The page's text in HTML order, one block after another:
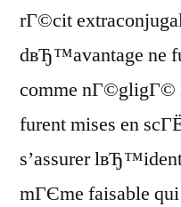
rГ©cit
dвЂ™avantage ne
comme nГ©gligГ©
furent mises en
s’assurer
mГЄme faisable